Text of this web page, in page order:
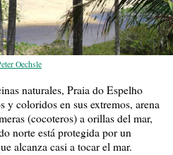
Oechsle
naturales, Praia do Espelho
y coloridos en sus extremos, arena
(cocoteros) a orillas del mar,
norte está protegida por un
alcanza casi a tocar el mar.